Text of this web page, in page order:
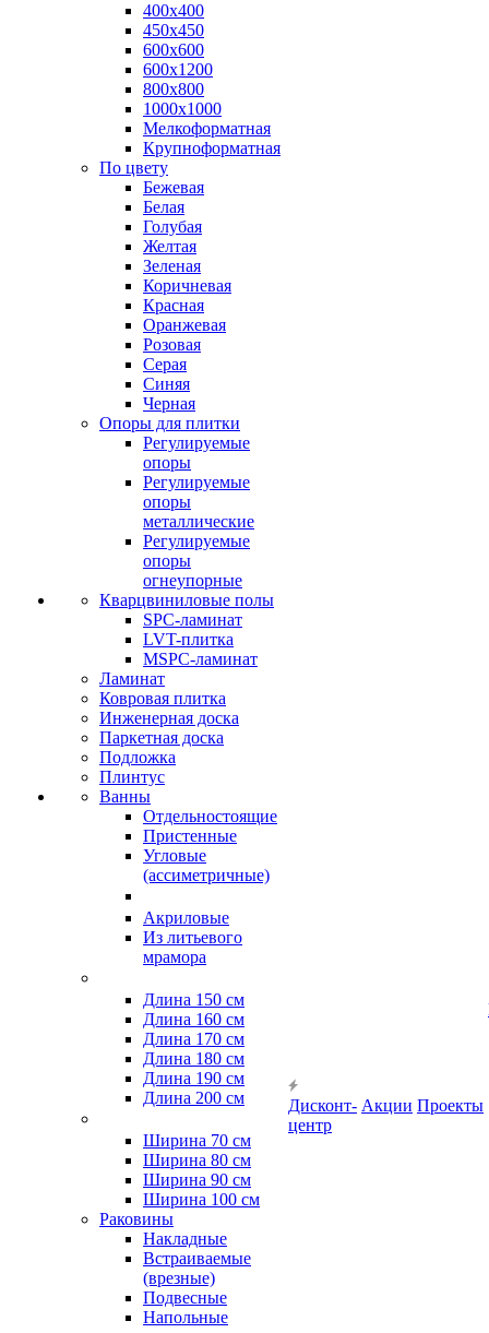
400х400
450х450
600х600
600х1200
800х800
1000х1000
Мелкоформатная
Крупноформатная
По цвету
Бежевая
Белая
Голубая
Желтая
Зеленая
Коричневая
Красная
Оранжевая
Розовая
Серая
Синяя
Черная
Опоры для плитки
Регулируемые
опоры
Регулируемые
опоры
металлические
Регулируемые
опоры
огнеупорные
Кварцвиниловые полы
SPC-ламинат
LVT-плитка
MSPC-ламинат
Ламинат
Ковровая плитка
Инженерная доска
Паркетная доска
Подложка
Плинтус
Ванны
Отдельностоящие
Пристенные
Угловые
(ассиметричные)
Акриловые
Из литьевого
мрамора
Длина 150 см
Длина 160 см
Длина 170 см
Длина 180 см
Длина 190 см
Длина 200 см
Ширина 70 см
Ширина 80 см
Ширина 90 см
Ширина 100 см
Раковины
Накладные
Встраиваемые
(врезные)
Подвесные
Напольные
Дисконт-
центр
Акции Проекты